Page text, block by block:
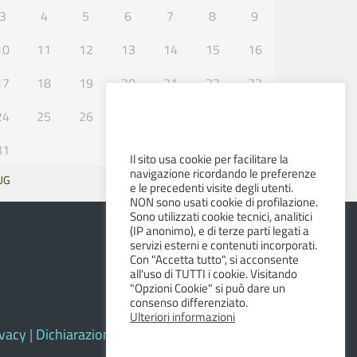
3 4 5 6 7 8
9
11 12 13 14 15
16
18 19 20 21 22
23
25 26
SET »
| Dichiarazione di accessibilità e feedback
Il sito usa cookie per facilitare la
navigazione ricordando le preferenze
e le precedenti visite degli utenti.
NON sono usati cookie di profilazione.
Sono utilizzati cookie tecnici, analitici
(IP anonimo), e di terze parti legati a
servizi esterni e contenuti incorporati.
Con "Accetta tutto", si acconsente
all'uso di TUTTI i cookie. Visitando
"Opzioni Cookie" si può dare un
consenso differenziato.
Ulteriori informazioni